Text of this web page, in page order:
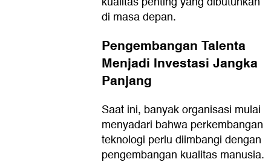
di masa depan.
Pengembangan Talenta
Menjadi Investasi Jangka
Panjang
Saat ini, banyak organisasi mulai
menyadari bahwa perkembangan
teknologi perlu diimbangi dengan
pengembangan kualitas manusia.